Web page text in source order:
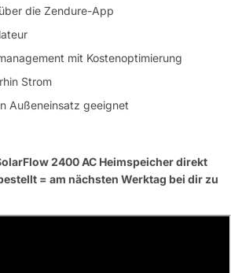
die Zendure-App
mit Kostenoptimierung
Strom
Außeneinsatz geeignet
2400 AC Heimspeicher direkt
= am nächsten Werktag bei dir zu
teilen
Kopieren